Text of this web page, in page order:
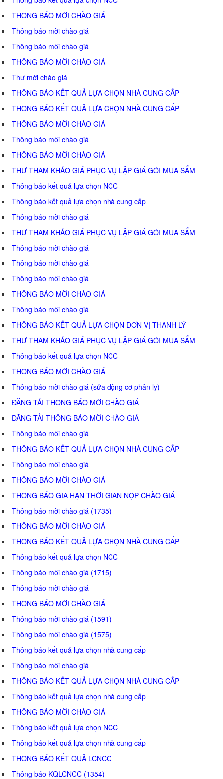
THÔNG BÁO MỜI CHÀO GIÁ
Thông báo mời chào giá
Thông báo mời chào giá
THÔNG BÁO MỜI CHÀO GIÁ
Thư mời chào giá
THÔNG BÁO KẾT QUẢ LỰA CHỌN NHÀ CUNG CẤP
THÔNG BÁO KẾT QUẢ LỰA CHỌN NHÀ CUNG CẤP
THÔNG BÁO MỜI CHÀO GIÁ
Thông báo mời chào giá
THÔNG BÁO MỜI CHÀO GIÁ
THƯ THAM KHẢO GIÁ PHỤC VỤ LẬP GIÁ GÓI MUA SẮM
Thông báo kết quả lựa chọn NCC
Thông báo kết quả lựa chọn nhà cung cấp
Thông báo mời chào giá
THƯ THAM KHẢO GIÁ PHỤC VỤ LẬP GIÁ GÓI MUA SẮM
Thông báo mời chào giá
Thông báo mời chào giá
Thông báo mời chào giá
THÔNG BÁO MỜI CHÀO GIÁ
Thông báo mời chào giá
THÔNG BÁO KẾT QUẢ LỰA CHỌN ĐƠN VỊ THANH LÝ
THƯ THAM KHẢO GIÁ PHỤC VỤ LẬP GIÁ GÓI MUA SẮM
Thông báo kết quả lựa chọn NCC
THÔNG BÁO MỜI CHÀO GIÁ
Thông báo mời chào giá (sửa động cơ phân ly)
ĐĂNG TẢI THÔNG BÁO MỜI CHÀO GIÁ
ĐĂNG TẢI THÔNG BÁO MỜI CHÀO GIÁ
Thông báo mời chào giá
THÔNG BÁO KẾT QUẢ LỰA CHỌN NHÀ CUNG CẤP
Thông báo mời chào giá
THÔNG BÁO MỜI CHÀO GIÁ
THÔNG BÁO GIA HẠN THỜI GIAN NỘP CHÀO GIÁ
Thông báo mời chào giá (1735)
THÔNG BÁO MỜI CHÀO GIÁ
THÔNG BÁO KẾT QUẢ LỰA CHỌN NHÀ CUNG CẤP
Thông báo kết quả lựa chọn NCC
Thông báo mời chào giá (1715)
Thông báo mời chào giá
THÔNG BÁO MỜI CHÀO GIÁ
Thông báo mời chào giá (1591)
Thông báo mời chào giá (1575)
Thông báo kết quả lựa chọn nhà cung cấp
Thông báo mời chào giá
THÔNG BÁO KẾT QUẢ LỰA CHỌN NHÀ CUNG CẤP
Thông báo kết quả lựa chọn nhà cung cấp
THÔNG BÁO MỜI CHÀO GIÁ
Thông báo kết quả lựa chọn NCC
Thông báo kết quả lựa chọn nhà cung cấp
THÔNG BÁO KẾT QUẢ LCNCC
Thông báo KQLCNCC (1354)